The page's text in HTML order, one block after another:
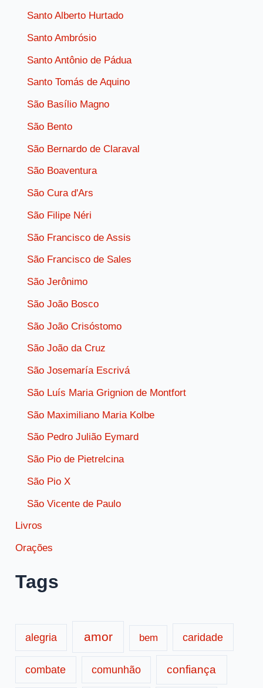
Santo Alberto Hurtado
Santo Ambrósio
Santo Antônio de Pádua
Santo Tomás de Aquino
São Basílio Magno
São Bento
São Bernardo de Claraval
São Boaventura
São Cura d'Ars
São Filipe Néri
São Francisco de Assis
São Francisco de Sales
São Jerônimo
São João Bosco
São João Crisóstomo
São João da Cruz
São Josemaría Escrivá
São Luís Maria Grignion de Montfort
São Maximiliano Maria Kolbe
São Pedro Julião Eymard
São Pio de Pietrelcina
São Pio X
São Vicente de Paulo
Livros
Orações
Tags
alegria amor bem caridade
combate comunhão confiança